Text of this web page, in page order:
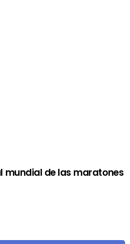
mundial de las maratones